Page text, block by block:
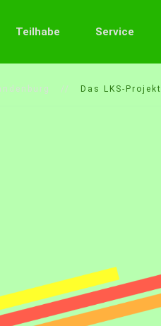
Teilhabe Service
Das LKS-Projekt